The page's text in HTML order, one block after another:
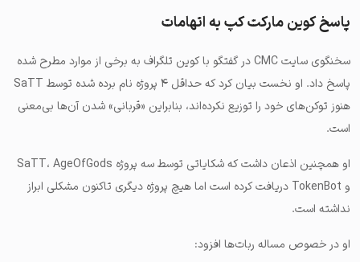
پاسخ کوین مارکت کپ به اتهامات
سخنگوی سایت CMC در گفتگو با کوین تلگراف به برخی از موارد مطرح شده
پاسخ داد. او نخست بیان کرد که حداقل ۴ پروژه نام برده شده توسط SaTT
هنوز توکن‌های خود را توزیع نکرده‌اند، بنابراین «قربانی» شدن آن‌ها بی‌معنی
است.
او همچنین اذعان داشت که شکایاتی توسط سه پروژه SaTT، AgeOfGods
و TokenBot دریافت کرده است اما هیچ پروژه دیگری تاکنون مشکلی ابراز
نداشته است.
او در خصوص مساله ربات‌ها افزود: